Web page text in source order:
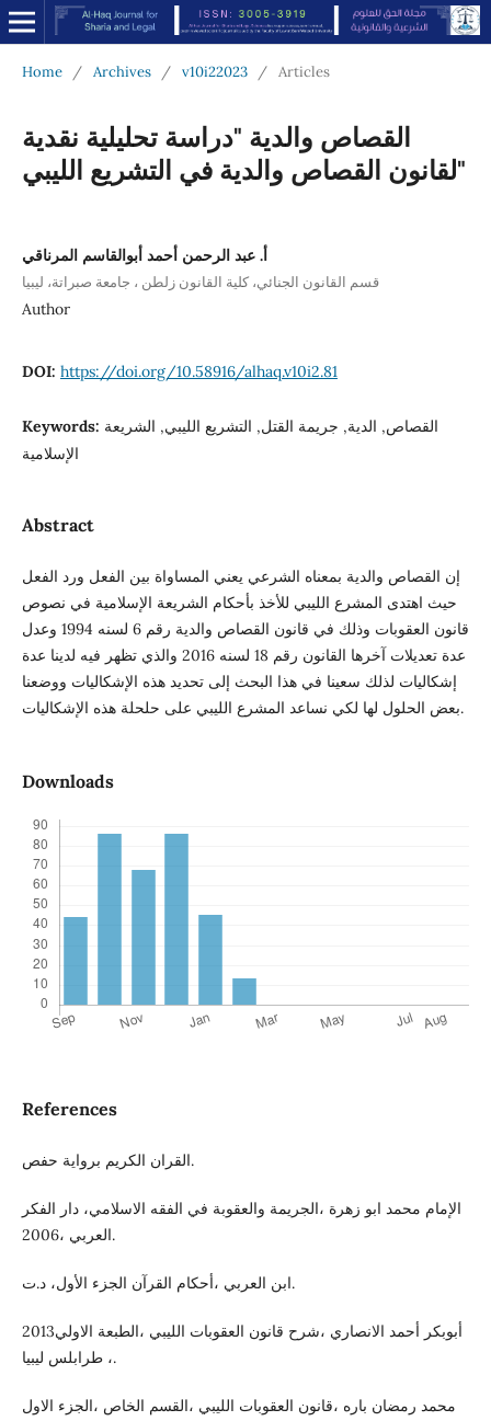
Home / Archives / v10i22023 / Articles
القصاص والدية "دراسة تحليلية نقدية
لقانون القصاص والدية في التشريع الليبي"
أ. عبد الرحمن أحمد أبوالقاسم المرناقي
قسم القانون الجنائي، كلية القانون زلطن ، جامعة صبراتة، ليبيا
Author
DOI: https://doi.org/10.58916/alhaq.v10i2.81
Keywords: القصاص, الدية, جريمة القتل, التشريع الليبي, الشريعة
الإسلامية
Abstract
إن القصاص والدية بمعناه الشرعي يعني المساواة بين الفعل ورد الفعل
حيث اهتدى المشرع الليبي للأخذ بأحكام الشريعة الإسلامية في نصوص
قانون العقوبات وذلك في قانون القصاص والدية رقم 6 لسنه 1994 وعدل
عدة تعديلات آخرها القانون رقم 18 لسنه 2016 والذي تظهر فيه لدينا عدة
إشكاليات لذلك سعينا في هذا البحث إلى تحديد هذه الإشكاليات ووضعنا
بعض الحلول لها لكي نساعد المشرع الليبي على حلحلة هذه الإشكاليات.
Downloads
References
القران الكريم برواية حفص.
الإمام محمد ابو زهرة ،الجريمة والعقوبة في الفقه الاسلامي، دار الفكر
العربي ،2006.
ابن العربي ،أحكام القرآن الجزء الأول، د.ت.
أبوبكر أحمد الانصاري ،شرح قانون العقوبات الليبي ،الطبعة الاولي2013
، طرابلس ليبيا.
محمد رمضان باره ،قانون العقوبات الليبي ،القسم الخاص ،الجزء الاول